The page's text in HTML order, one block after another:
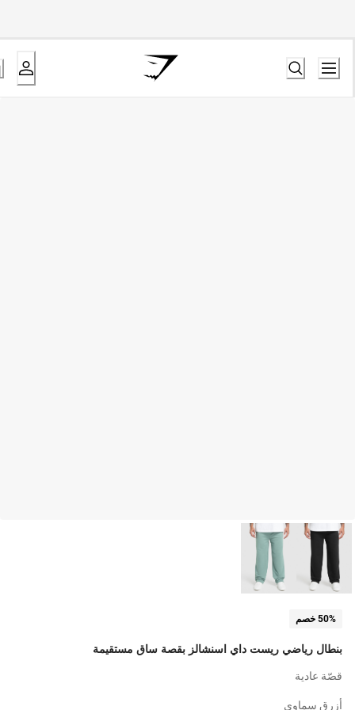
50% خصم
بنطال رياضي ريست داي اسنشالز بقصة ساق مستقيمة
قصّة عادية
أزرق سماوي